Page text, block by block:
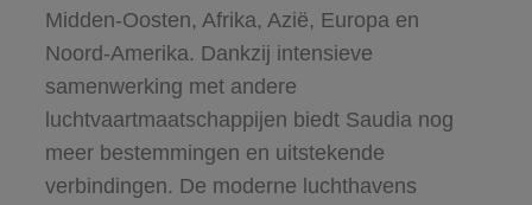
Midden-Oosten, Afrika, Azië, Europa en
Noord-Amerika. Dankzij intensieve
samenwerking met andere
luchtvaartmaatschappijen biedt Saudia nog
meer bestemmingen en uitstekende
verbindingen. De moderne luchthavens